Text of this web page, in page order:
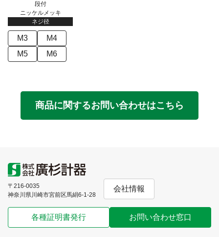
段付
ニッケルメッキ
ネジ径
M3
M4
M5
M6
商品に関するお問い合わせはこちら
〒216-0035
神奈川県川崎市宮前区馬絹6-1-28
会社情報
各種証明書発行 お問い合わせ窓口